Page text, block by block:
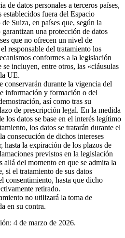
de datos personales a terceros países,
establecidos fuera del Espacio
Suiza, en países que, según la
una protección de datos
que no ofrecen un nivel de
responsable del tratamiento los
conformes a la legislación
se incluyen, entre otros, las «cláusulas
UE.
conservarán durante la vigencia del
información y formación o del
así como tras su
de prescripción legal. En la medida
los datos se base en el interés legítimo
los datos se tratarán durante el
consecución de dichos intereses
hasta la expiración de los plazos de
previstos en la legislación
allá del momento en que se admita la
si el tratamiento de sus datos
consentimiento, hasta que dicho
retirado.
no utilizará la toma de
en su contra.
4 de marzo de 2026.